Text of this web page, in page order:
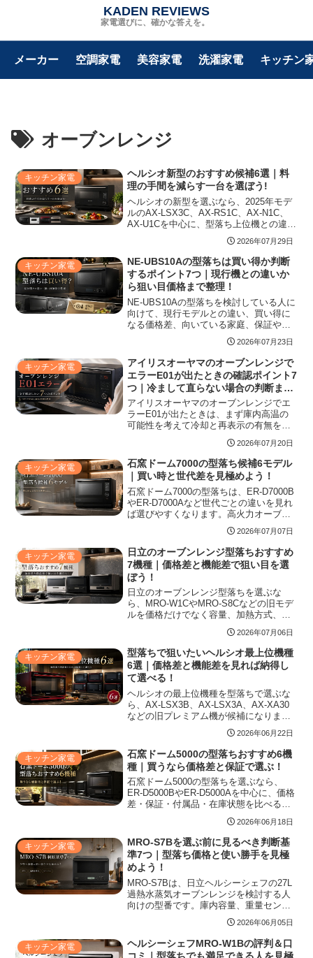
家電選びに、確かな答えを。
KADEN REVIEWS
メーカー 空調家電 美容家電 洗濯家電 キッチン
オーブンレンジ
キッチン家電
ヘルシオ新型のおすすめ候補6選｜料
理の手間を減らす一台を選ぼう!
ヘルシオの新型を選ぶなら、2025年モデ
ルのAX-LSX3C、AX-RS1C、AX-N1C、
AX-U1Cを中心に、型落ち上位機との違
い、クックトークやまかせて調理の必要
性、容量や設置サイズ、家族構成別の向
き不向きを確認しておくと、自分に合う
一台を選びやすくなります。
2026年07月29日
キッチン家電
NE-UBS10Aの型落ちは買い得か判断
するポイント7つ｜現行機との違いか
ら狙い目価格まで整理！
NE-UBS10Aの型落ちを検討している人に
向けて、現行モデルとの違い、買い得に
なる価格差、向いている家庭、保証や付
属品の注意点を整理しました。生産終了
モデルでも基本性能は高いため、安さだ
けでなく在庫状態や使いたい機能まで確
認すれば、後悔しにくい選び方ができま
す。
2026年07月23日
キッチン家電
アイリスオーヤマのオーブンレンジで
エラーE01が出たときの確認ポイント7
つ｜冷まして直らない場合の判断まで
整理！
アイリスオーヤマのオーブンレンジでエ
ラーE01が出たときは、まず庫内高温の
可能性を考えて冷却と再表示の有無を確
認することが大切です。E01の意味、直
し方の手順、繰り返す原因、型番別に注
意したい点、修理相談へ進む目安まで、
自己判断で危険な使い方をしないための
ポイントを整理しています。
2026年07月20日
キッチン家電
石窯ドーム7000の型落ち候補6モデル
｜買い時と世代差を見極めよう！
石窯ドーム7000の型落ちは、ER-D7000B
やER-D7000Aなど世代ごとの違いを見れ
ば選びやすくなります。高火力オーブン
を重視する人は旧モデルでも満足しやす
い一方、あたためや解凍を毎日使う人は
新しめの世代が安心です。価格差、保
証、在庫状態、中古の注意点まで整理
し、買い時を判断できるようにまとめま
す。
2026年07月07日
キッチン家電
日立のオーブンレンジ型落ちおすすめ
7機種｜価格差と機能差で狙い目を選
ぼう！
日立のオーブンレンジ型落ちを選ぶな
ら、MRO-W1CやMRO-S8Cなどの旧モデ
ルを価格だけでなく容量、加熱方式、過
熱水蒸気、センサー、保証条件まで比較
することが大切です。上位機を安く狙う
人、家族用に31Lを選びたい人、温め中心
で予算を抑えたい人に向けて、狙い目の
型番と失敗しにくい見極め方を整理しま
す。
2026年07月06日
キッチン家電
型落ちで狙いたいヘルシオ最上位機種
6選｜価格差と機能差を見れば納得し
て選べる！
ヘルシオの最上位機種を型落ちで選ぶな
ら、AX-LSX3B、AX-LSX3A、AX-XA30
などの旧プレミアム機が候補になりま
す。最新機との違い、価格差の見方、中
古や展示品で確認すべき水まわり・付属
品・保証の注意点まで整理し、家庭に合
う選び方を紹介します。
2026年06月22日
キッチン家電
石窯ドーム5000の型落ちおすすめ6機
種｜買うなら価格差と保証で選ぶ！
石窯ドーム5000の型落ちを選ぶなら、
ER-D5000BやER-D5000Aを中心に、価格
差・保証・付属品・在庫状態を比べるこ
とが大切です。現行ER-D5000Cとの違
い、ER-YD5000以前を選ぶ注意点、パン
作りや時短料理に向くモデルまで整理
し、安さだけで後悔しない選び方を紹介
します。
2026年06月18日
キッチン家電
MRO-S7Bを選ぶ前に見るべき判断基
準7つ｜型落ち価格と使い勝手を見極
めよう！
MRO-S7Bは、日立ヘルシーシェフの27L
過熱水蒸気オーブンレンジを検討する人
向けの型番です。庫内容量、重量センサ
ー、2品同時あたため、スチームトース
ト、口コミで見える注意点、MRO-S7Aや
MRO-S7Cとの違い、電気代と設置サイズ
まで整理し、買う前に確認したい判断材
2026年06月05日
キッチン家電
ヘルシーシェフMRO-W1Bの評判＆口
コミ｜型落ちでも満足できる人を見極